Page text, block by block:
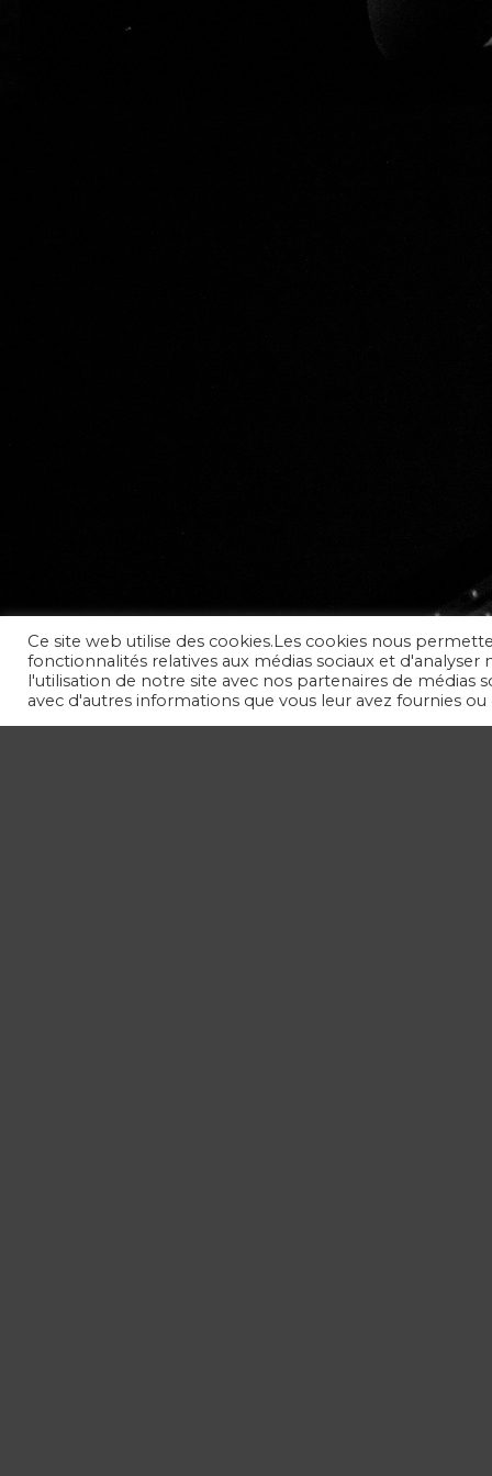
Ce site web utilise des cookies.Les cookies nous
fonctionnalités relatives aux médias sociaux et
l'utilisation de notre site avec nos partenaires de médias
avec d'autres informations que vous leur avez fournies